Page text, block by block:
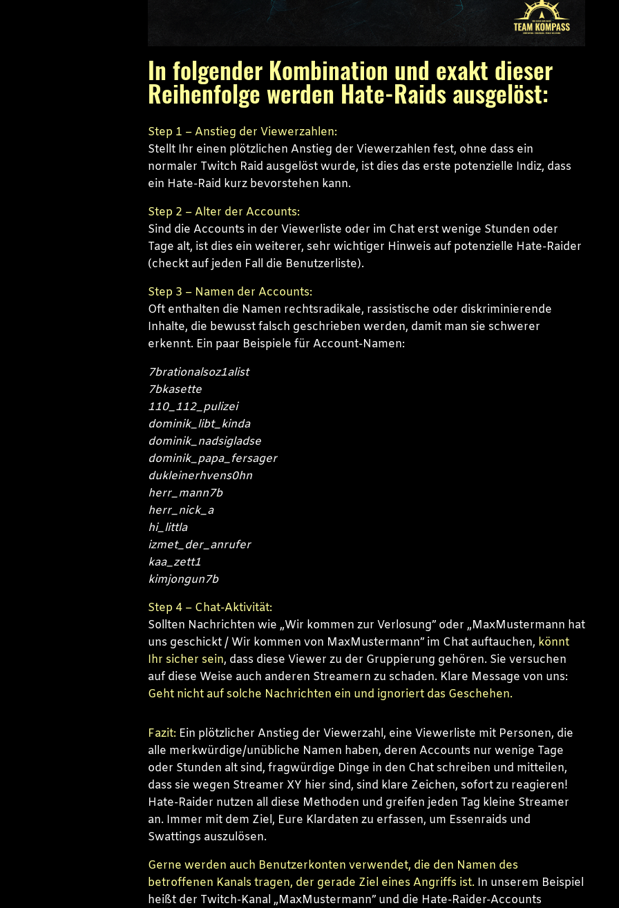
In folgender Kombination und exakt dieser
Reihenfolge werden Hate-Raids ausgelöst:
Step 1 – Anstieg der Viewerzahlen:
Stellt Ihr einen plötzlichen Anstieg der Viewerzahlen fest, ohne dass ein
normaler Twitch Raid ausgelöst wurde, ist dies das erste potenzielle Indiz, dass
ein Hate-Raid kurz bevorstehen kann.
Step 2 – Alter der Accounts:
Sind die Accounts in der Viewerliste oder im Chat erst wenige Stunden oder
Tage alt, ist dies ein weiterer, sehr wichtiger Hinweis auf potenzielle Hate-Raider
(checkt auf jeden Fall die Benutzerliste).
Step 3 – Namen der Accounts:
Oft enthalten die Namen rechtsradikale, rassistische oder diskriminierende
Inhalte, die bewusst falsch geschrieben werden, damit man sie schwerer
erkennt. Ein paar Beispiele für Account-Namen:
7brationalsoz1alist
7bkasette
110_112_pulizei
dominik_libt_kinda
dominik_nadsigladse
dominik_papa_fersager
dukleinerhvens0hn
herr_mann7b
herr_nick_a
hi_littla
izmet_der_anrufer
kaa_zett1
kimjongun7b
Step 4 – Chat-Aktivität:
Sollten Nachrichten wie „Wir kommen zur Verlosung” oder „MaxMustermann hat
uns geschickt / Wir kommen von MaxMustermann” im Chat auftauchen, könnt
Ihr sicher sein, dass diese Viewer zu der Gruppierung gehören. Sie versuchen
auf diese Weise auch anderen Streamern zu schaden. Klare Message von uns:
Geht nicht auf solche Nachrichten ein und ignoriert das Geschehen.
Fazit: Ein plötzlicher Anstieg der Viewerzahl, eine Viewerliste mit Personen, die
alle merkwürdige/unübliche Namen haben, deren Accounts nur wenige Tage
oder Stunden alt sind, fragwürdige Dinge in den Chat schreiben und mitteilen,
dass sie wegen Streamer XY hier sind, sind klare Zeichen, sofort zu reagieren!
Hate-Raider nutzen all diese Methoden und greifen jeden Tag kleine Streamer
an. Immer mit dem Ziel, Eure Klardaten zu erfassen, um Essenraids und
Swattings auszulösen.
Gerne werden auch Benutzerkonten verwendet, die den Namen des
betroffenen Kanals tragen, der gerade Ziel eines Angriffs ist. In unserem Beispiel
heißt der Twitch-Kanal „MaxMustermann” und die Hate-Raider-Accounts